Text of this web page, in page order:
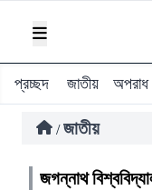
প্রচ্ছদ জাতীয় অপরাধ
/ জাতীয়
জগন্নাথ